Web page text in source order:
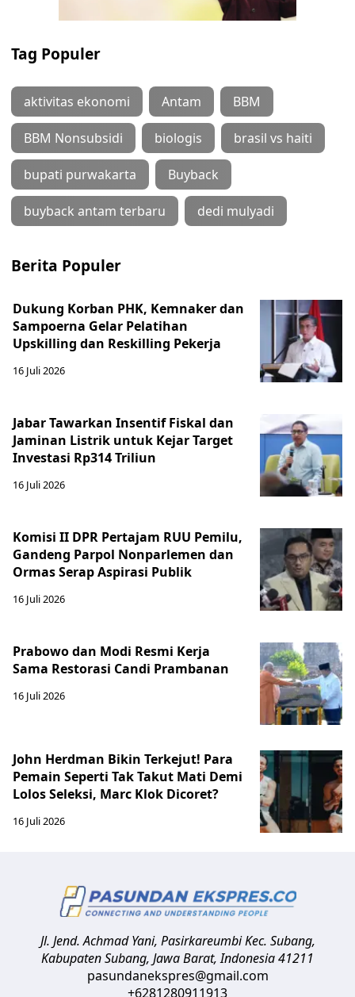
Tag Populer
aktivitas ekonomi Antam BBM
BBM Nonsubsidi biologis brasil vs haiti
bupati purwakarta Buyback
buyback antam terbaru dedi mulyadi
Berita Populer
Dukung Korban PHK, Kemnaker dan
Sampoerna Gelar Pelatihan
Upskilling dan Reskilling Pekerja
16 Juli 2026
Jabar Tawarkan Insentif Fiskal dan
Jaminan Listrik untuk Kejar Target
Investasi Rp314 Triliun
16 Juli 2026
Komisi II DPR Pertajam RUU Pemilu,
Gandeng Parpol Nonparlemen dan
Ormas Serap Aspirasi Publik
16 Juli 2026
Prabowo dan Modi Resmi Kerja
Sama Restorasi Candi Prambanan
16 Juli 2026
John Herdman Bikin Terkejut! Para
Pemain Seperti Tak Takut Mati Demi
Lolos Seleksi, Marc Klok Dicoret?
16 Juli 2026
Jl. Jend. Achmad Yani, Pasirkareumbi Kec. Subang,
Kabupaten Subang, Jawa Barat,Indonesia41211
pasundanekspres@gmail.com
+6281280911913